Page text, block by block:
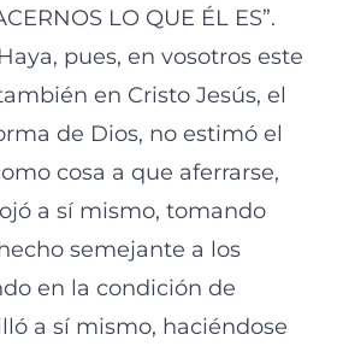
LO QUE ÉL ES”.
pues, en vosotros este
en Cristo Jesús, el
de Dios, no estimó el
cosa a que aferrarse,
a sí mismo, tomando
semejante a los
en la condición de
a sí mismo, haciéndose